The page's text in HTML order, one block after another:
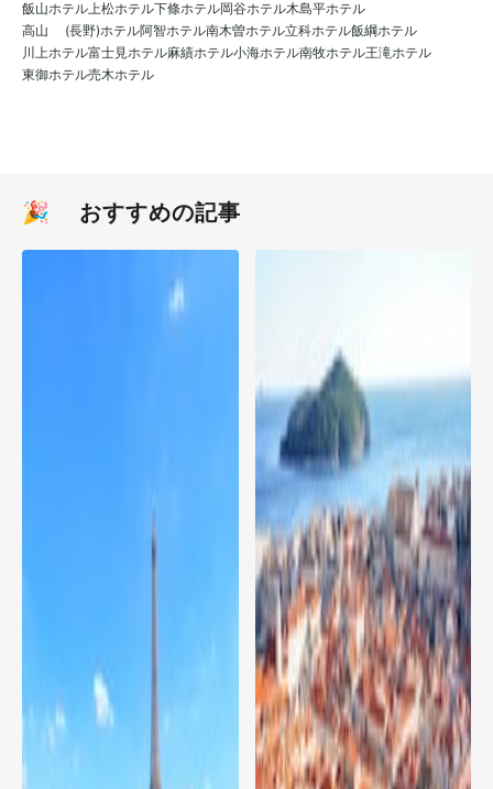
飯山ホテル上松ホテル下條ホテル岡谷ホテル木島平ホテル
高山 (長野)ホテル阿智ホテル南木曽ホテル立科ホテル飯綱ホテル
川上ホテル富士見ホテル麻績ホテル小海ホテル南牧ホテル王滝ホテル
東御ホテル売木ホテル
🎉 おすすめの記事